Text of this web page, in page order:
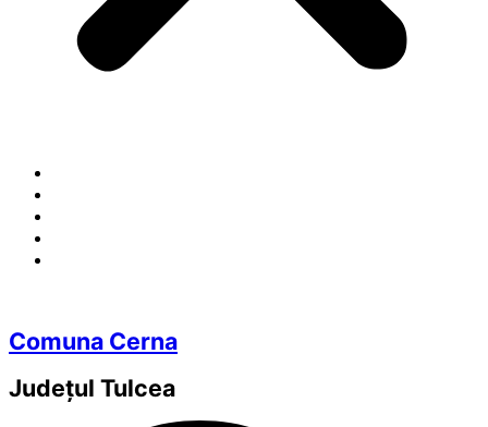
Comuna Cerna
Județul Tulcea